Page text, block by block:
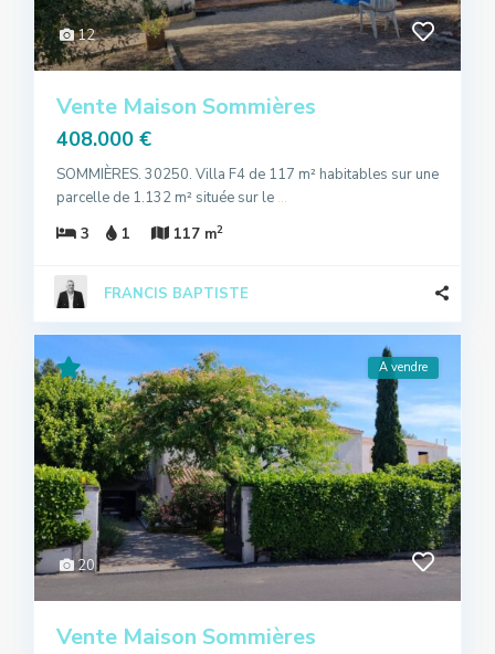
12
Vente Maison Sommières
408.000 €
SOMMIÈRES. 30250. Villa F4 de 117 m² habitables sur une
parcelle de 1.132 m² située sur le ...
3
1 117 m2
FRANCIS BAPTISTE
20
A vendre
Vente Maison Sommières